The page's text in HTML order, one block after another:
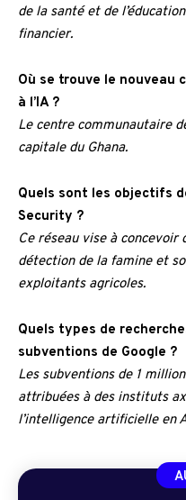
de la santé et de
financier.
Où se trouve le nouveau
à l’IA ?
Le centre communautaire
capitale du Ghana.
Quels sont les objectifs
Security ?
Ce réseau vise à
détection de la famine et
exploitants agricoles.
Quels types de
subventions de Google ?
Les subventions de 1
attribuées à des instituts
l’intelligence artificielle en